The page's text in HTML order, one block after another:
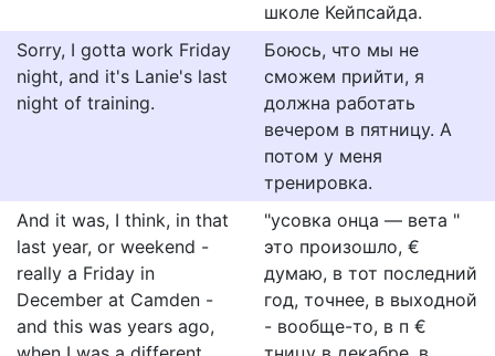
школе Кейпсайда.
Sorry, I gotta work Friday
night, and it's Lanie's last
night of training.
Боюсь, что мы не
сможем прийти, я
должна работать
вечером в пятницу. А
потом у меня
тренировка.
And it was, I think, in that
last year, or weekend -
really a Friday in
December at Camden -
and this was years ago,
"усовка онца — вета "
это произошло, €
думаю, в тот последний
год, точнее, в выходной
- вообще-то, в п €